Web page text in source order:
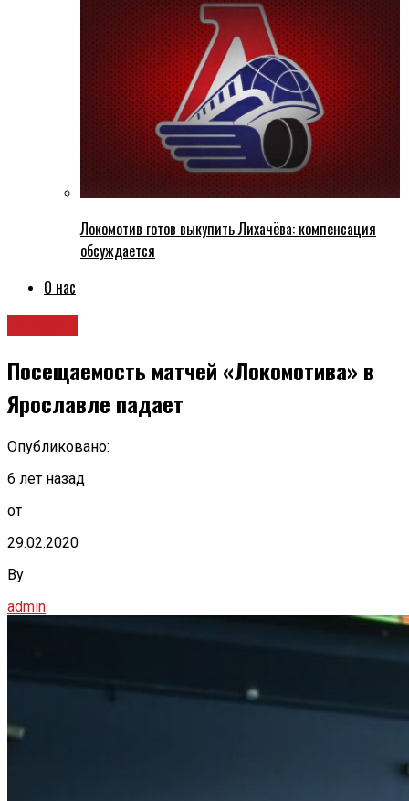
Локомотив готов выкупить Лихачёва: компенсация
обсуждается
О нас
Посещаемость матчей «Локомотива» в
Ярославле падает
Опубликовано:
6 лет назад
от
29.02.2020
By
admin